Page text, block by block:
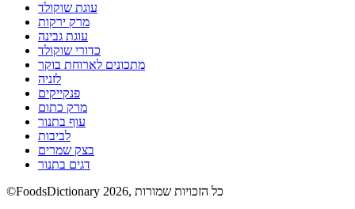
עוגת שוקולד
מרק ירקות
עוגת גבינה
כדורי שוקולד
מתכונים לארוחת בוקר
לזניה
פנקייקים
מרק כתום
עוף בתנור
לביבות
בצק שמרים
דגים בתנור
©FoodsDictionary 2026, כל הזכויות שמורות